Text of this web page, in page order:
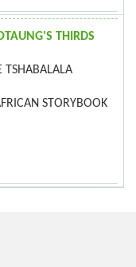
THIRDS
TSHABALALA
STORYBOOK